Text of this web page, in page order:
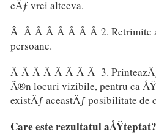
cÄƒ vrei altceva.
Â Â Â Â Â Â Â Â 2. Retrimite
persoane.
Â Â Â Â Â Â Â Â 3.
Ã®n locuri vizibile, pentru ca
existÄƒ aceastÄƒ posibilitate de
Care este rezultatul aÅŸteptat?